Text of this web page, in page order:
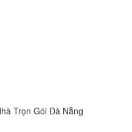
Trọn Gói Đà Nẵng